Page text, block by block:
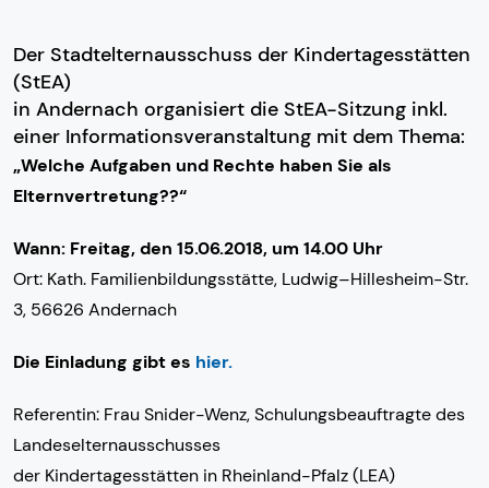
Der Stadtelternausschuss der Kindertagesstätten
(StEA)
in Andernach organisiert die StEA-Sitzung inkl.
einer Informationsveranstaltung mit dem Thema:
„Welche Aufgaben und Rechte haben Sie als
Elternvertretung??“
Wann: Freitag, den 15.06.2018, um 14.00 Uhr
Ort: Kath. Familienbildungsstätte, Ludwig–Hillesheim-Str.
3, 56626 Andernach
Die Einladung gibt es hier.
Referentin: Frau Snider-Wenz, Schulungsbeauftragte des
Landeselternausschusses
der Kindertagesstätten in Rheinland-Pfalz (LEA)